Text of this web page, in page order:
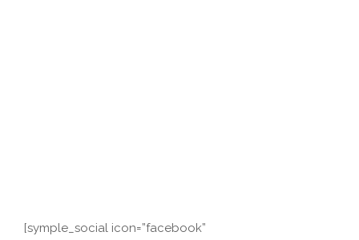
[symple_social icon=”facebook”